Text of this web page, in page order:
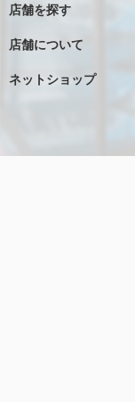
店舗を探す
店舗について
ネットショップ